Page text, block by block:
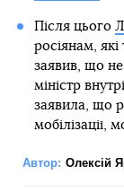
Після цього
росіянам, які
заявив, що
міністр
заявила, що
мобілізації,
Автор: Олексій